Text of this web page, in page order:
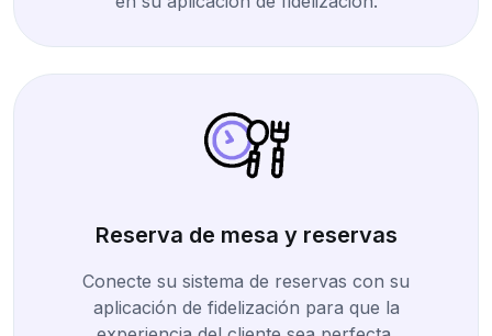
Reserva de mesa y reservas
Conecte su sistema de reservas con su
aplicación de fidelización para que la